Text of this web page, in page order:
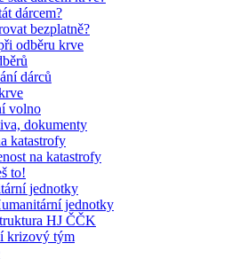
dárcem?
bezplatně?
odběru krve
dárců
volno
dokumenty
katastrofy
na katastrofy
to!
jednotky
jednotky
HJ ČČK
krizový tým